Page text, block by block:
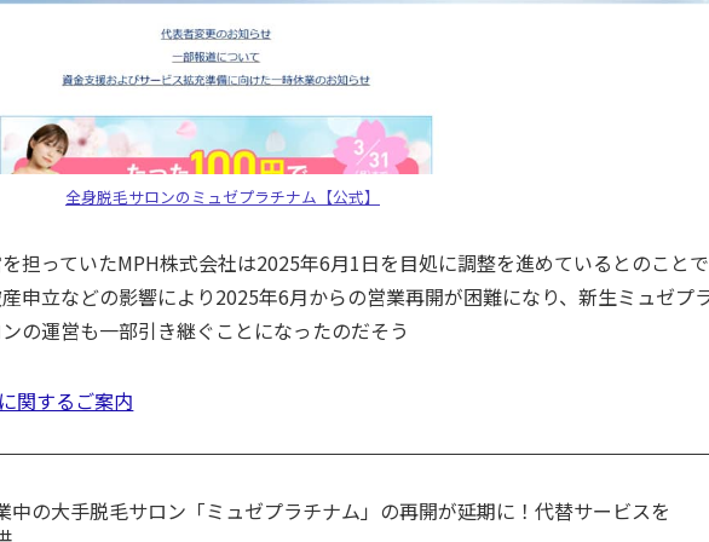
全身脱毛サロンのミュゼプラチナム【公式】
担っていたMPH株式会社は2025年6月1日を目処に調整を進めているとのことで
申立などの影響により2025年6月からの営業再開が困難になり、新生ミュゼプ
の運営も一部引き継ぐことになったのだそう
関するご案内
中の大手脱毛サロン「ミュゼプラチナム」の再開が延期に！代替サービスを